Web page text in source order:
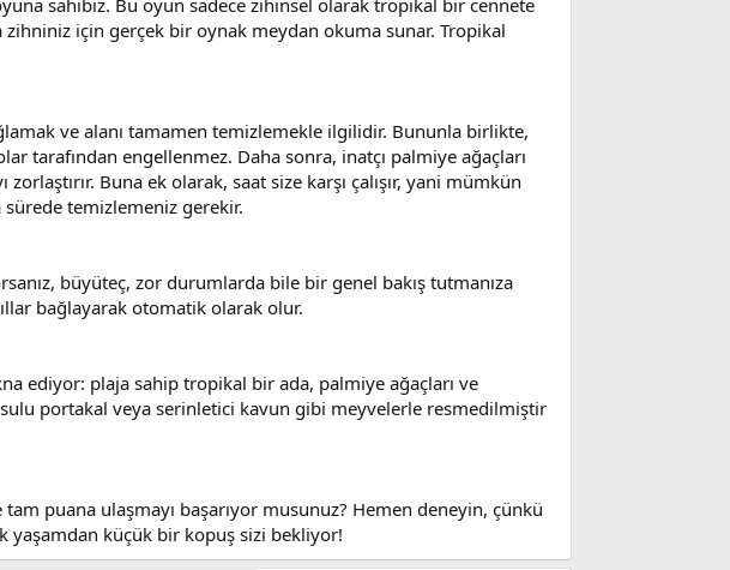
sahibiz. Bu oyun sadece zihinsel olarak tropikal bir cennete
için gerçek bir oynak meydan okuma sunar. Tropikal
ve alanı tamamen temizlemekle ilgilidir. Bununla birlikte,
tarafından engellenmez. Daha sonra, inatçı palmiye ağaçları
Buna ek olarak, saat size karşı çalışır, yani mümkün
temizlemeniz gerekir.
büyüteç, zor durumlarda bile bir genel bakış tutmanıza
bağlayarak otomatik olarak olur.
ediyor: plaja sahip tropikal bir ada, palmiye ağaçları ve
portakal veya serinletici kavun gibi meyvelerle resmedilmiştir
puana ulaşmayı başarıyor musunuz? Hemen deneyin, çünkü
yaşamdan küçük bir kopuş sizi bekliyor!